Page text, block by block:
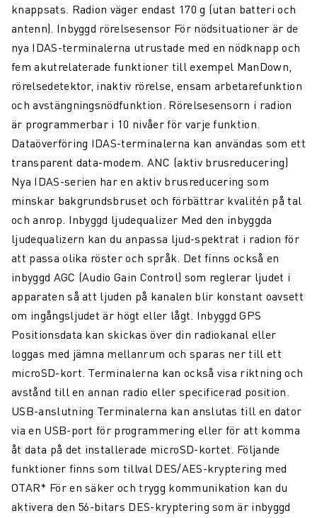
knappsats. Radion väger endast 170 g (utan batteri och
antenn). Inbyggd rörelsesensor För nödsituationer är de
nya IDAS-terminalerna utrustade med en nödknapp och
fem akutrelaterade funktioner till exempel ManDown,
rörelsedetektor, inaktiv rörelse, ensam arbetarefunktion
och avstängningsnödfunktion. Rörelsesensorn i radion
är programmerbar i 10 nivåer för varje funktion.
Dataöverföring IDAS-terminalerna kan användas som ett
transparent data-modem. ANC (aktiv brusreducering)
Nya IDAS-serien har en aktiv brusreducering som
minskar bakgrundsbruset och förbättrar kvalitén på tal
och anrop. Inbyggd ljudequalizer Med den inbyggda
ljudequalizern kan du anpassa ljud-spektrat i radion för
att passa olika röster och språk. Det finns också en
inbyggd AGC (Audio Gain Control) som reglerar ljudet i
apparaten så att ljuden på kanalen blir konstant oavsett
om ingångsljudet är högt eller lågt. Inbyggd GPS
Positionsdata kan skickas över din radiokanal eller
loggas med jämna mellanrum och sparas ner till ett
microSD-kort. Terminalerna kan också visa riktning och
avstånd till en annan radio eller specificerad position.
USB-anslutning Terminalerna kan anslutas till en dator
via en USB-port för programmering eller för att komma
åt data på det installerade microSD-kortet. Följande
funktioner finns som tillval DES/AES-kryptering med
OTAR* För en säker och trygg kommunikation kan du
aktivera den 56-bitars DES-kryptering som är inbyggd